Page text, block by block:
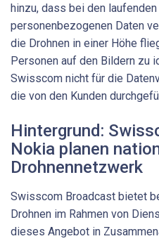
hinzu, dass bei den
personenbezogenen Daten
die Drohnen in einer Höhe
Personen auf den Bildern zu
Swisscom nicht für die
die von den Kunden
Hintergrund:
Nokia planen
Drohnennetzwerk
Swisscom Broadcast bietet
Drohnen im Rahmen von
dieses Angebot in